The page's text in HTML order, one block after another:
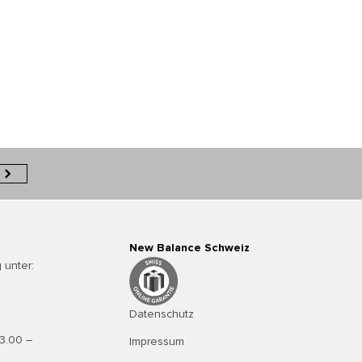
unter:
–
New Balance Schweiz
Datenschutz
Impressum